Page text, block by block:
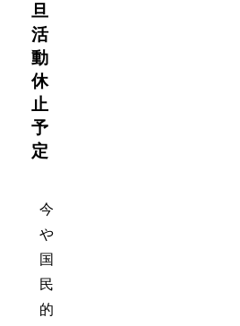
旦
活
動
休
止
予
定
今
や
国
民
的